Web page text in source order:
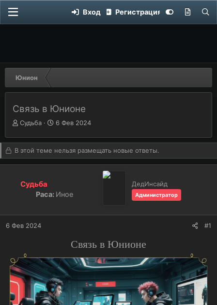
Вход Регистрация
Юнион
Связь в Юнионе
Автор темы
А
о
р
м
Судьба Дата начала
Д
а
н
л
6 Фев 2024
В этой теме нельзя размещать новые ответы.
Судьба
Раса: Иное
ДедИнсайд
Администратор
6 Фев 2024 #1
Связь в Юнионе